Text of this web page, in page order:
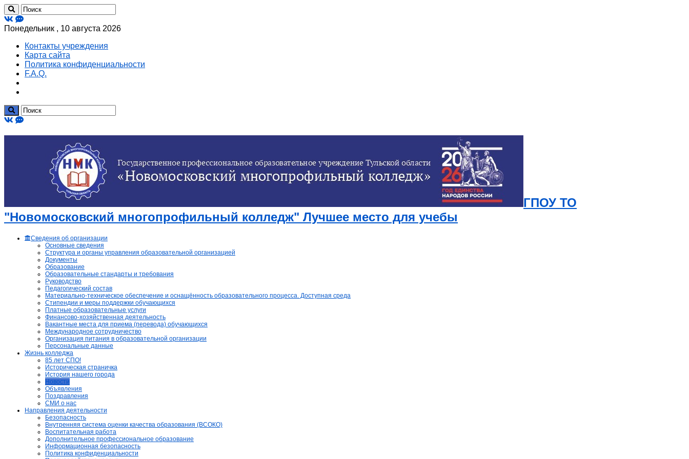
Понедельник , 10 августа 2026
Контакты учреждения
Карта сайта
Политика конфиденциальности
F.A.Q.
ГПОУ ТО
"Новомосковский многопрофильный колледж" Лучшее место для учебы
Сведения об организации
Основные сведения
Структура и органы управления образовательной организацией
Документы
Образование
Образовательные стандарты и требования
Руководство
Педагогический состав
Материально-техническое обеспечение и оснащённость образовательного процесса. Доступная среда
Стипендии и меры поддержки обучающихся
Платные образовательные услуги
Финансово-хозяйственная деятельность
Вакантные места для приема (перевода) обучающихся
Международное сотрудничество
Организация питания в образовательной организации
Персональные данные
Жизнь колледжа
85 лет СПО!
Историческая страничка
История нашего города
Новости
Объявления
Поздравления
СМИ о нас
Направления деятельности
Безопасность
Внутренняя система оценки качества образования (ВСОКО)
Воспитательная работа
Дополнительное профессиональное образование
Информационная безопасность
Политика конфиденциальности